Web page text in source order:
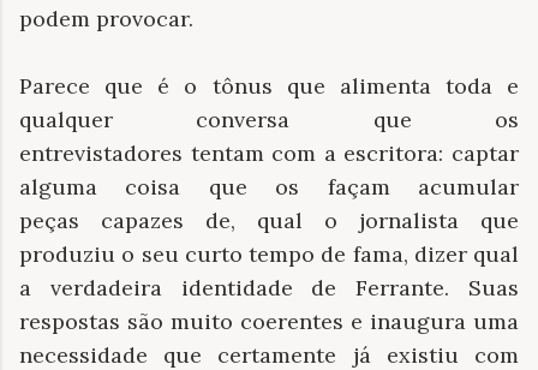
podem provocar.
Parece que é o tônus que alimenta toda e
qualquer conversa que os
entrevistadores tentam com a escritora: captar
alguma coisa que os façam acumular
peças capazes de, qual o jornalista que
produziu o seu curto tempo de fama, dizer qual
a verdadeira identidade de Ferrante. Suas
respostas são muito coerentes e inaugura uma
necessidade que certamente já existiu com